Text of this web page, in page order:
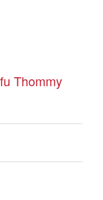
Thommy